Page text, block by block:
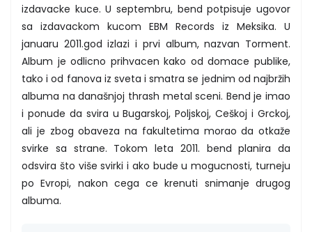
izdavacke kuce. U septembru, bend potpisuje ugovor
sa izdavackom kucom EBM Records iz Meksika. U
januaru 2011.god izlazi i prvi album, nazvan Torment.
Album je odlicno prihvacen kako od domace publike,
tako i od fanova iz sveta i smatra se jednim od najbržih
albuma na današnjoj thrash metal sceni. Bend je imao
i ponude da svira u Bugarskoj, Poljskoj, Ceškoj i Grckoj,
ali je zbog obaveza na fakultetima morao da otkaže
svirke sa strane. Tokom leta 2011. bend planira da
odsvira što više svirki i ako bude u mogucnosti, turneju
po Evropi, nakon cega ce krenuti snimanje drugog
albuma.